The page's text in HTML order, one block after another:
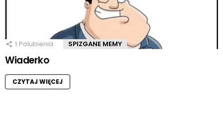
1 Polubienia SPIZGANE MEMY
Wiaderko
CZYTAJ WIĘCEJ